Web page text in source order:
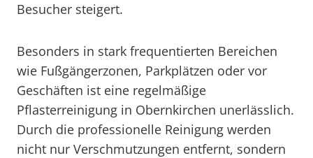
Besucher steigert.
Besonders in stark frequentierten Bereichen
wie Fußgängerzonen, Parkplätzen oder vor
Geschäften ist eine regelmäßige
Pflasterreinigung in Obernkirchen unerlässlich.
Durch die professionelle Reinigung werden
nicht nur Verschmutzungen entfernt, sondern